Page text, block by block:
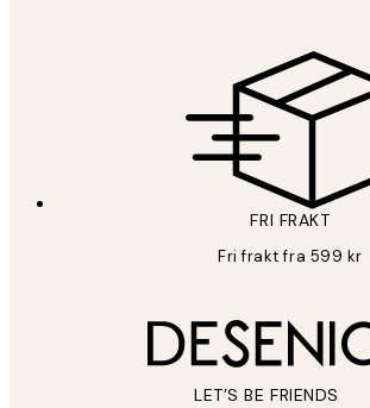
FRI FRAKT
Fri frakt fra 599 kr
LET’S BE FRIENDS